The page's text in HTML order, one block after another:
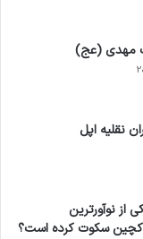
مهدی (عج)
نقلیه اپل
از نوآورترین
سکوت کرده است؟